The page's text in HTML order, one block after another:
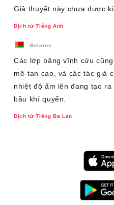
Giả thuyết này chưa được
Dịch từ Tiếng Anh
Belarus
Các lớp băng vĩnh cửu
mê-tan cao, và các tác giả
nhiệt độ ấm lên đang tạo
bầu khí quyển.
Dịch từ Tiếng Ba Lan